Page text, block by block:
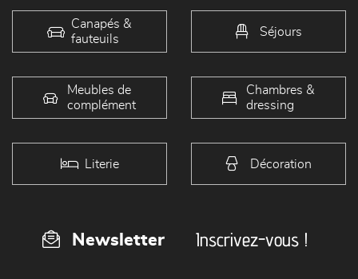
Canapés &
fauteuils
Séjours
Meubles de
complément
Chambres &
dressing
Literie Décoration
Newsletter Inscrivez-vous !